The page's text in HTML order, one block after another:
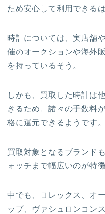
ため安心して利用できるは
時計については、実店舗
催のオークションや海外
を持っているそう。
しかも、買取した時計は
きるため、諸々の手数料
格に還元できるようです。
買取対象となるブランド
ォッチまで幅広いのが特徴
中でも、ロレックス、オ
ップ、ヴァシュロンコン